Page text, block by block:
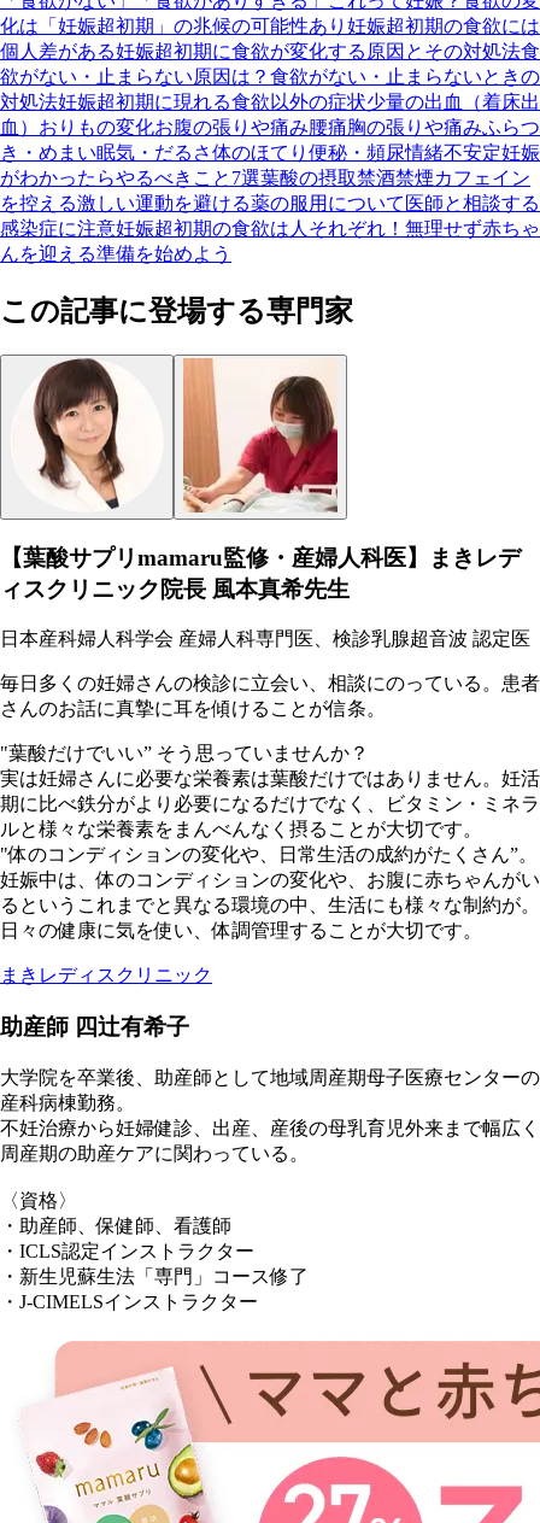
化は「妊娠超初期」の兆候の可能性あり 妊娠超初期の食欲には
個人差がある妊娠超初期に食欲が変化する原因とその対処法食
欲がない・止まらない原因は？ 食欲がない・止まらないときの
対処法妊娠超初期に現れる食欲以外の症状少量の出血（着床出
血） おりもの変化お腹の張りや痛み腰痛胸の張りや痛みふらつ
き・めまい眠気・だるさ体のほてり 便秘・頻尿情緒不安定妊娠
がわかったらやるべきこと7選葉酸の摂取禁酒禁煙カフェイン
を控える激しい運動を避ける薬の服用について医師と相談する
感染症に注意妊娠超初期の食欲は人それぞれ！無理せず赤ちゃ
んを迎える準備を始めよう
この記事に登場する専門家
【葉酸サプリmamaru監修・産婦人科医】まきレデ
ィスクリニック院長 風本真希先生
日本産科婦人科学会 産婦人科専門医、検診乳腺超音波 認定医
毎日多くの妊婦さんの検診に立会い、相談にのっている。患者
さんのお話に真摯に耳を傾けることが信条。
"葉酸だけでいい” そう思っていませんか？
実は妊婦さんに必要な栄養素は葉酸だけではありません。妊活
期に比べ鉄分がより必要になるだけでなく、ビタミン・ミネラ
ルと様々な栄養素をまんべんなく摂ることが大切です。
"体のコンディションの変化や、日常生活の成約がたくさん”。
妊娠中は、体のコンディションの変化や、お腹に赤ちゃんがい
るというこれまでと異なる環境の中、生活にも様々な制約が。
日々の健康に気を使い、体調管理することが大切です。
まきレディスクリニック
助産師 四辻有希子
大学院を卒業後、助産師として地域周産期母子医療センターの
産科病棟勤務。
不妊治療から妊婦健診、出産、産後の母乳育児外来まで幅広く
周産期の助産ケアに関わっている。
〈資格〉
・助産師、保健師、看護師
・ICLS認定インストラクター
・新生児蘇生法「専門」コース修了
・J-CIMELSインストラクター